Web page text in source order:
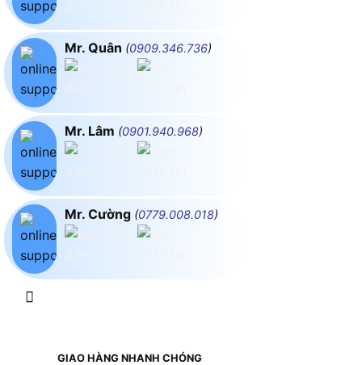
Mr. Quân (0909.346.736)
Mr. Lâm (0901.940.968)
Mr. Cường (0779.008.018)
GIAO HÀNG NHANH CHÓNG